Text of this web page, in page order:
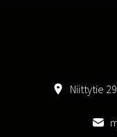
Niittytie